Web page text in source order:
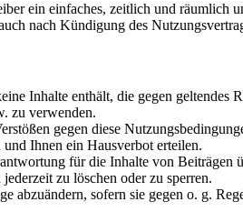
ein einfaches, zeitlich und räumlich
nach Kündigung des
Inhalte enthält, die gegen
zu verwenden.
gegen diese
Ihnen ein Hausverbot erteilen.
für die Inhalte von
zu löschen oder zu sperren.
abzuändern, sofern sie gegen o. g.